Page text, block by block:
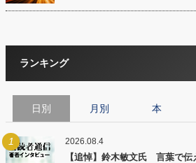
ランキング
日別 月別 本
1 2026.08.4
【追悼】鈴木敏文氏 言葉で伝